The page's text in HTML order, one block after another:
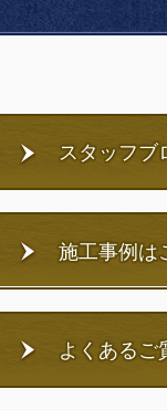
スタッフブ
施工事例は
よくあるご